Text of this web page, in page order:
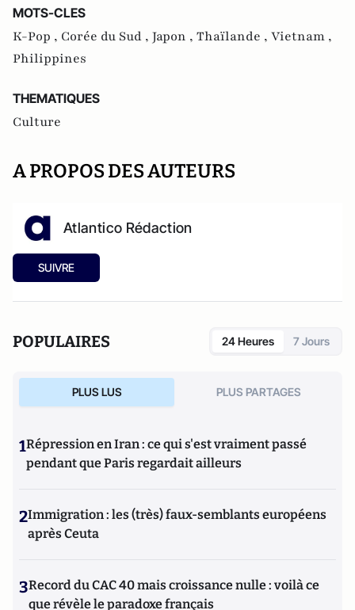
MOTS-CLES
K-Pop , Corée du Sud , Japon , Thaïlande , Vietnam ,
Philippines
THEMATIQUES
Culture
A PROPOS DES AUTEURS
Atlantico Rédaction
SUIVRE
POPULAIRES 24 Heures 7 Jours
PLUS LUS PLUS PARTAGES
1Répression en Iran : ce qui s'est vraiment passé
pendant que Paris regardait ailleurs
2Immigration : les (très) faux-semblants européens
après Ceuta
3Record du CAC 40 mais croissance nulle : voilà ce
que révèle le paradoxe français